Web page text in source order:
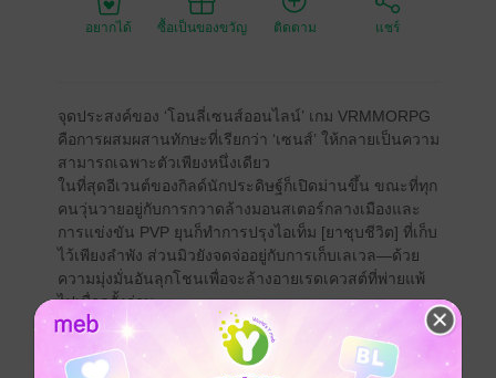
อยากได้ ซื้อเป็นของขวัญ ติดตาม แชร์
จุดประสงค์ของ ‘โอนลี่เซนส์ออนไลน์’ เกม VRMMORPG
คือการผสมผสานทักษะที่เรียกว่า ‘เซนส์’ ให้กลายเป็นความ
สามารถเฉพาะตัวเพียงหนึ่งเดียว
ในที่สุดอีเวนต์ของกิลด์นักประดิษฐ์ก็เปิดม่านขึ้น ขณะที่ทุก
คนวุ่นวายอยู่กับการกวาดล้างมอนสเตอร์กลางเมืองและ
การแข่งขัน PVP ยุนก็ทำการปรุงไอเท็ม [ยาชุบชีวิต] ที่เก็บ
ไว้เพียงลำพัง ส่วนมิวยังจดจ่ออยู่กับการเก็บเลเวล—ด้วย
ความมุ่งมั่นอันลุกโชนเพื่อจะล้างอายเรดเควสต์ที่พ่ายแพ้
ไปเมื่อครั้งก่อน
เหล่าผู้เล่นชั้นยอดจากหลายปาร์ตี้จับมือกันเพื่อประจัญกับ
การต่อสู้อันยิ่งใหญ่ครั้งแรกในประวัติศาสตร์ของ OSO!
ยุนและผองเพื่อนมุ่งหน้าเตรียมพิชิต แต่แล้วเฟรนพร้อม